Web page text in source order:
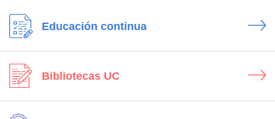
Educación continua
Bibliotecas UC